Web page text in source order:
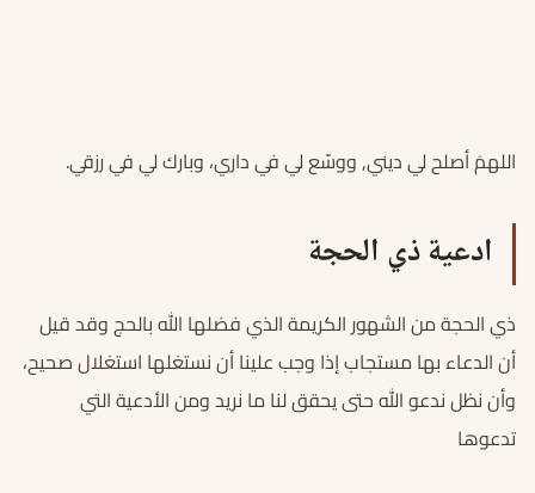
اللهمَ أصلح لي ديني, ووسّع لي في داري، وبارك لي في رزقي.
ادعية ذي الحجة
ذي الحجة من الشهور الكريمة الذي فضلها الله بالحج وقد قيل
أن الدعاء بها مستجاب إذا وجب علينا أن نستغلها استغلال صحيح،
وأن نظل ندعو الله حتى يحقق لنا ما نريد ومن الأدعية التي
تدعوها